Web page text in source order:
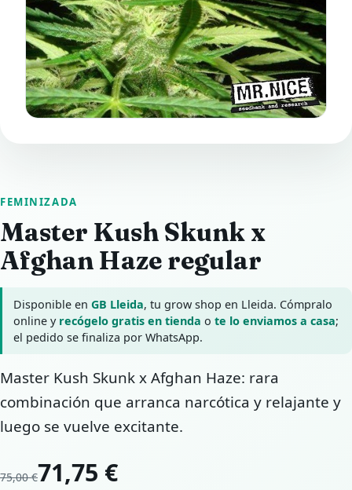
FEMINIZADA
Master Kush Skunk x
Afghan Haze regular
Disponible enGB Lleida, tu grow shop en Lleida. Cómpralo
online y recógelo gratis en tienda ote lo enviamos a casa;
el pedido se finaliza por WhatsApp.
Master Kush Skunk x Afghan Haze: rara
combinación que arranca narcótica y relajante y
luego se vuelve excitante.
75,00 €71,75 €